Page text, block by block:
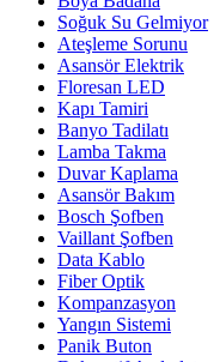
Soğuk Su Gelmiyor
Ateşleme Sorunu
Asansör Elektrik
Floresan LED
Kapı Tamiri
Banyo Tadilatı
Lamba Takma
Duvar Kaplama
Asansör Bakım
Bosch Şofben
Vaillant Şofben
Data Kablo
Fiber Optik
Kompanzasyon
Yangın Sistemi
Panik Buton